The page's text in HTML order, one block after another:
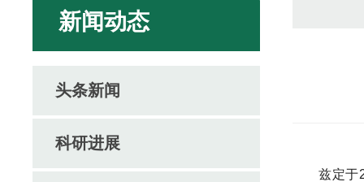
新闻动态
头条新闻
科研进展
兹定于